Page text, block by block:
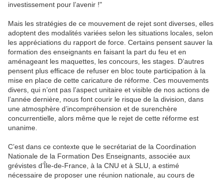
investissement pour l’avenir !"
Mais les stratégies de ce mouvement de rejet sont diverses, elles
adoptent des modalités variées selon les situations locales, selon
les appréciations du rapport de force. Certains pensent sauver la
formation des enseignants en faisant la part du feu et en
aménageant les maquettes, les concours, les stages. D’autres
pensent plus efficace de refuser en bloc toute participation à la
mise en place de cette caricature de réforme. Ces mouvements
divers, qui n’ont pas l’aspect unitaire et visible de nos actions de
l’année dernière, nous font courir le risque de la division, dans
une atmosphère d’incompréhension et de surenchère
concurrentielle, alors même que le rejet de cette réforme est
unanime.
C’est dans ce contexte que le secrétariat de la Coordination
Nationale de la Formation Des Enseignants, associée aux
grévistes d’Île-de-France, à la CNU et à SLU, a estimé
nécessaire de proposer une réunion nationale, au cours de